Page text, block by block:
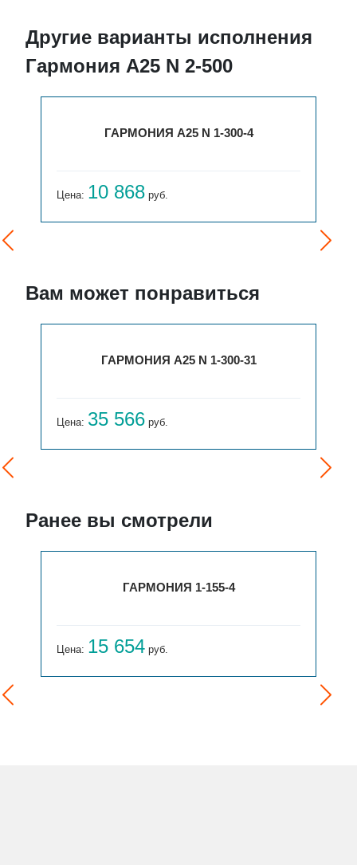
Другие варианты исполнения
Гармония А25 N 2-500
ГАРМОНИЯ А25 N 1-300-4
Цена: 10 868 руб.
Вам может понравиться
ГАРМОНИЯ А25 N 1-300-31
Цена: 35 566 руб.
Ранее вы смотрели
ГАРМОНИЯ 1-155-4
Цена: 15 654 руб.